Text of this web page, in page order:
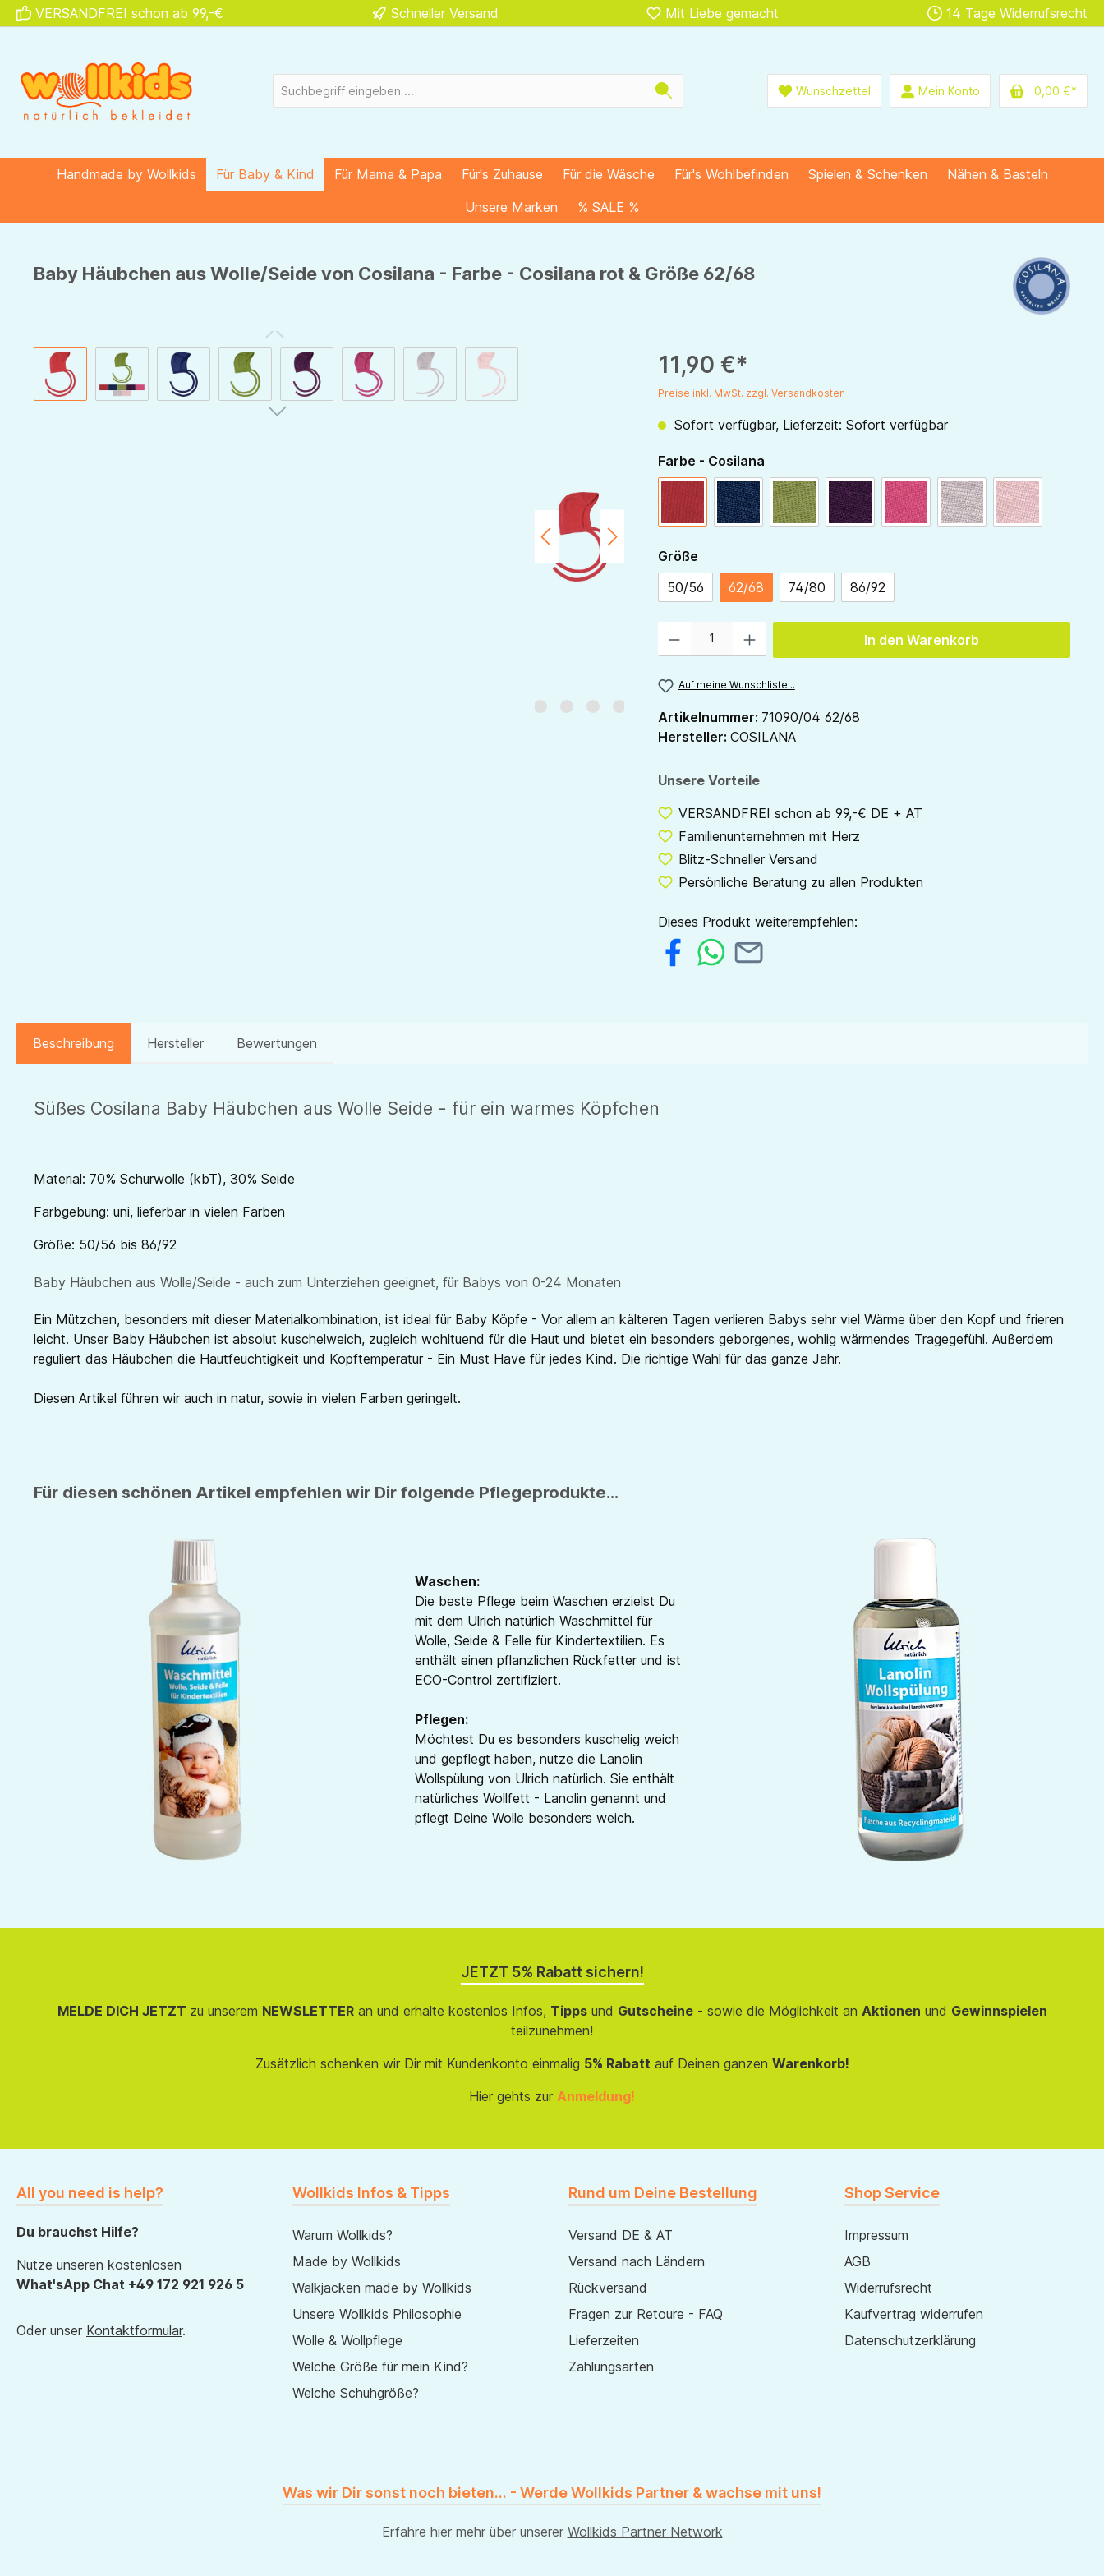
Zur Hauptnavigation springen
VERSANDFREI schon ab 99,-€ Schneller Versand Mit Liebe gemacht 14 Tage Widerrufsrecht
Wunschzettel Mein Konto 0,00 €*
Handmade by Wollkids Für Baby & Kind Für Mama & Papa Für's Zuhause Für die Wäsche Für's Wohlbefinden Spielen & Schenken
Nähen & Basteln
Unsere Marken
% SALE %
Baby Häubchen aus Wolle/Seide von Cosilana - Farbe - Cosilana rot & Größe 62/68
Bildergalerie überspringen 11,90 €*
Preise inkl. MwSt. zzgl. Versandkosten
Sofort verfügbar, Lieferzeit: Sofort verfügbar
Farbe - Cosilanaauswählen
marine grün pflaume pink grau rose
Größeauswählen
50/56
62/68 74/80 86/92
In den Warenkorb
Auf meine Wunschliste...
Artikelnummer: 71090/04 62/68
Hersteller: COSILANA
Unsere Vorteile
VERSANDFREI schon ab 99,-€ DE + AT
Familienunternehmen mit Herz
Blitz-Schneller Versand
Persönliche Beratung zu allen Produkten
Dieses Produkt weiterempfehlen:
Beschreibung Hersteller Bewertungen
Süßes Cosilana Baby Häubchen aus Wolle Seide - für ein warmes Köpfchen
Material: 70% Schurwolle (kbT), 30% Seide
Farbgebung: uni, lieferbar in vielen Farben
Größe: 50/56 bis 86/92
Baby Häubchen aus Wolle/Seide - auch zum Unterziehen geeignet, für Babys von 0-24 Monaten
Ein Mützchen, besonders mit dieser Materialkombination, ist ideal für Baby Köpfe - Vor allem an kälteren Tagen verlieren Babys sehr viel Wärme über den Kopf und frieren
leicht. Unser Baby Häubchen ist absolut kuschelweich, zugleich wohltuend für die Haut und bietet ein besonders geborgenes, wohlig wärmendes Tragegefühl. Außerdem
reguliert das Häubchen die Hautfeuchtigkeit und Kopftemperatur - Ein Must Have für jedes Kind. Die richtige Wahl für das ganze Jahr.
Diesen Artikel führen wir auch in natur, sowie in vielen Farben geringelt.
Für diesen schönen Artikel empfehlen wir Dir folgende Pflegeprodukte...
Waschen:
Die beste Pflege beim Waschen erzielst Du
mit dem Ulrich natürlich Waschmittel für
Wolle, Seide & Felle für Kindertextilien. Es
enthält einen pflanzlichen Rückfetter und ist
ECO-Control zertifiziert.
Pflegen:
Möchtest Du es besonders kuschelig weich
und gepflegt haben, nutze die Lanolin
Wollspülung von Ulrich natürlich. Sie enthält
natürliches Wollfett - Lanolin genannt und
pflegt Deine Wolle besonders weich.
JETZT 5% Rabatt sichern!
MELDE DICH JETZT zu unserem NEWSLETTERan und erhalte kostenlos Infos, Tippsund Gutscheine- sowie die Möglichkeit an Aktionen und Gewinnspielen
teilzunehmen!
Zusätzlich schenken wir Dir mit Kundenkonto einmalig 5% Rabatt auf Deinen ganzen Warenkorb!
Hier gehts zur Anmeldung!
All you need is help?
Du brauchst Hilfe?
Nutze unseren kostenlosen
What'sApp Chat +49 172 921 926 5
Oder unser Kontaktformular.
Wollkids Infos & Tipps
Warum Wollkids?
Made by Wollkids
Walkjacken made by Wollkids
Unsere Wollkids Philosophie
Wolle & Wollpflege
Welche Größe für mein Kind?
Welche Schuhgröße?
Rund um Deine Bestellung
Versand DE & AT
Versand nach Ländern
Rückversand
Fragen zur Retoure - FAQ
Lieferzeiten
Zahlungsarten
Shop Service
Impressum
AGB
Widerrufsrecht
Kaufvertrag widerrufen
Datenschutzerklärung
Was wir Dir sonst noch bieten... - Werde Wollkids Partner & wachse mit uns!
Erfahre hier mehr über unserer Wollkids Partner Network